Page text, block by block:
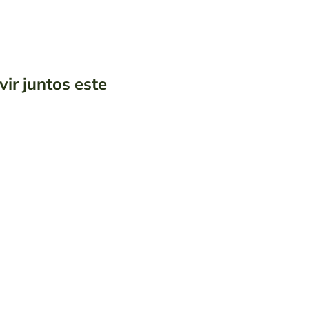
juntos este